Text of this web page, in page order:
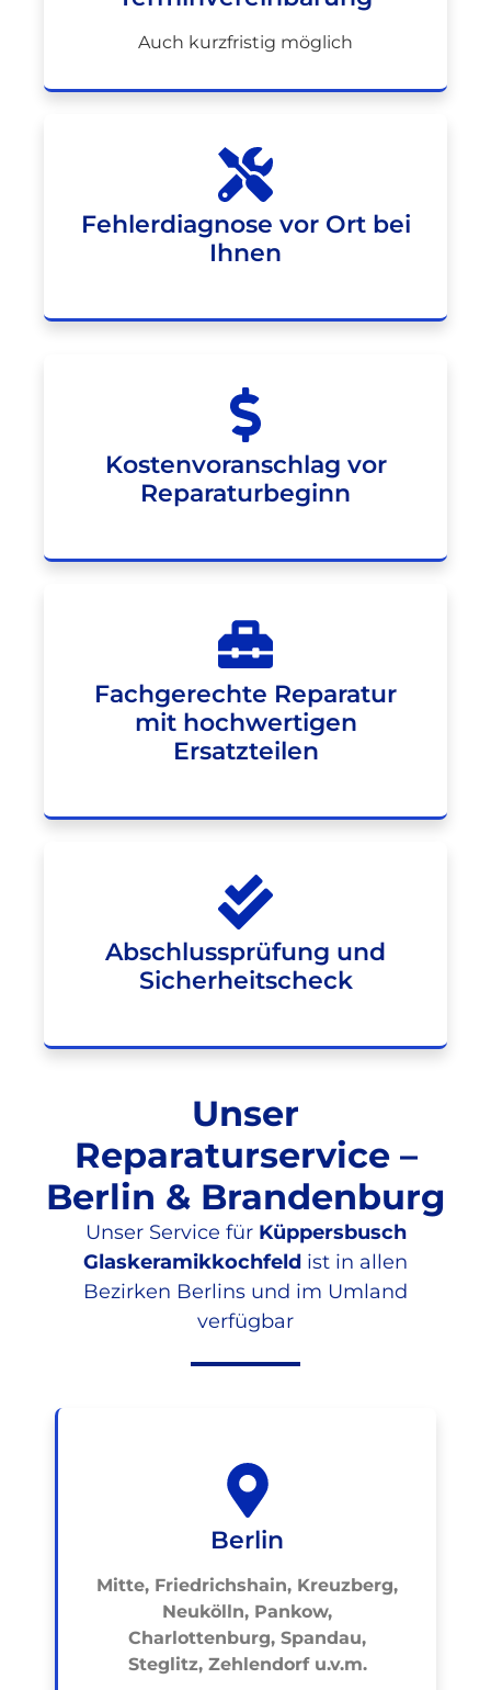
Auch kurzfristig möglich
Fehlerdiagnose vor Ort bei
Ihnen
Kostenvoranschlag vor
Reparaturbeginn
Fachgerechte Reparatur
mit hochwertigen
Ersatzteilen
Abschlussprüfung und
Sicherheitscheck
Unser
Reparaturservice –
Berlin & Brandenburg
Unser Service für Küppersbusch
Glaskeramikkochfeld ist in allen
Bezirken Berlins und im Umland
verfügbar
Berlin
Mitte, Friedrichshain, Kreuzberg,
Neukölln, Pankow,
Charlottenburg, Spandau,
Steglitz, Zehlendorf u.v.m.